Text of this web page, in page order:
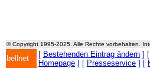
© Copyright 1995-2025. Alle Rechte vorbehalten.
bellnet [ Bestehenden Eintrag ändern ] [
Homepage ] [ Presseservice ] [